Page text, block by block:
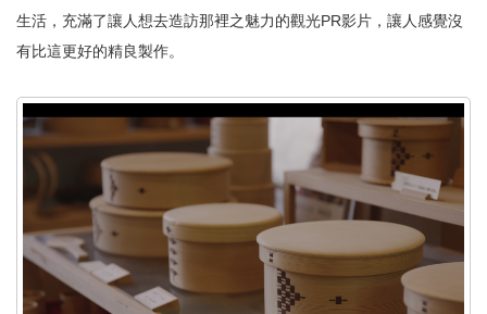
生活，充滿了讓人想去造訪那裡之魅力的觀光PR影片，讓人感覺沒
有比這更好的精良製作。